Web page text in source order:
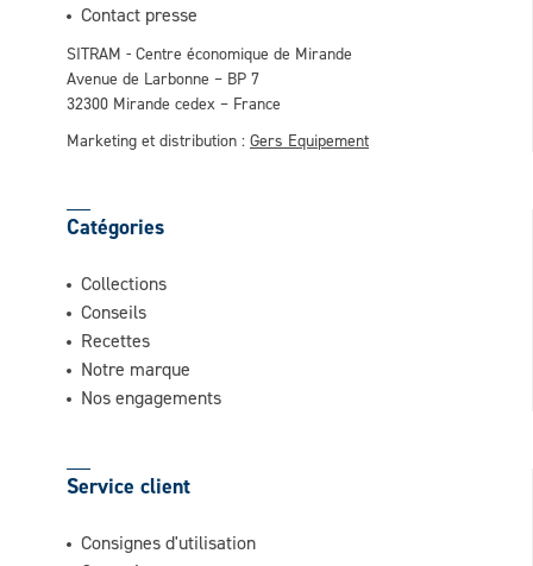
Contact presse
SITRAM - Centre économique de Mirande
Avenue de Larbonne – BP 7
32300 Mirande cedex – France
Marketing et distribution : Gers Equipement
Catégories
Collections
Conseils
Recettes
Notre marque
Nos engagements
Service client
Consignes d'utilisation